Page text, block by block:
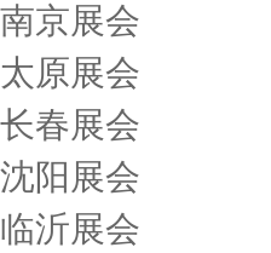
南京展会
太原展会
长春展会
沈阳展会
临沂展会